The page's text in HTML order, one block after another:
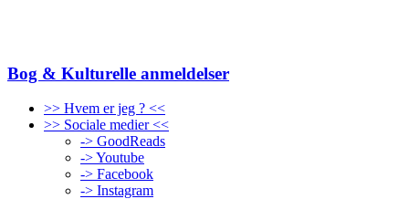
Bog & Kulturelle anmeldelser
>> Hvem er jeg ? <<
>> Sociale medier <<
-> GoodReads
-> Youtube
-> Facebook
-> Instagram